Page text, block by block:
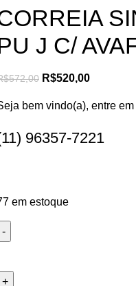
J C/
572,00 R$520,00
bem vindo(a), entre
96357-7221
em estoque